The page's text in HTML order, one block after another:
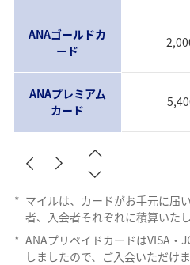
ANAゴールドカ
ード
ANAプレミアム
カード
* マイルは、カードがお手元に届
者、入会者それぞれに積算いたし
* ANAプリペイドカードはVISA・
しましたので、ご入会いただけま